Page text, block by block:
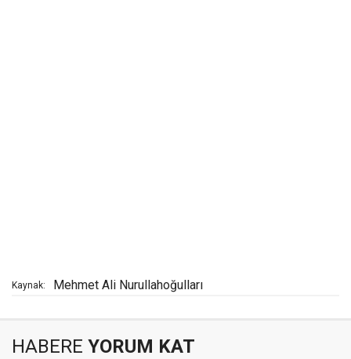
Kaynak: Mehmet Ali Nurullahoğulları
HABERE YORUM KAT